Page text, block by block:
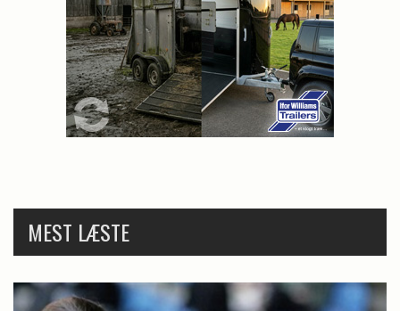
MEST LÆSTE